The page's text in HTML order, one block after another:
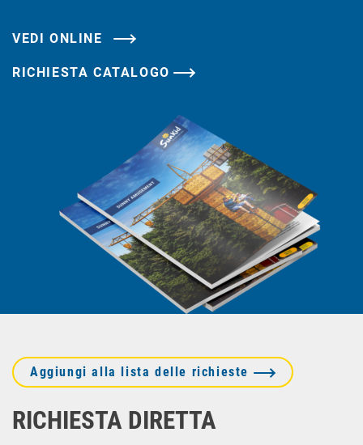
VEDI ONLINE
RICHIESTA DIRETTA
Aggiungi alla lista delle richieste